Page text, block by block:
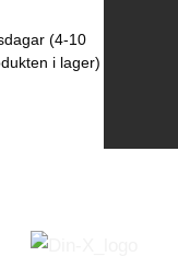
(4-10
i lager)